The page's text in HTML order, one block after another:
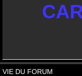
VIE DU FORUM